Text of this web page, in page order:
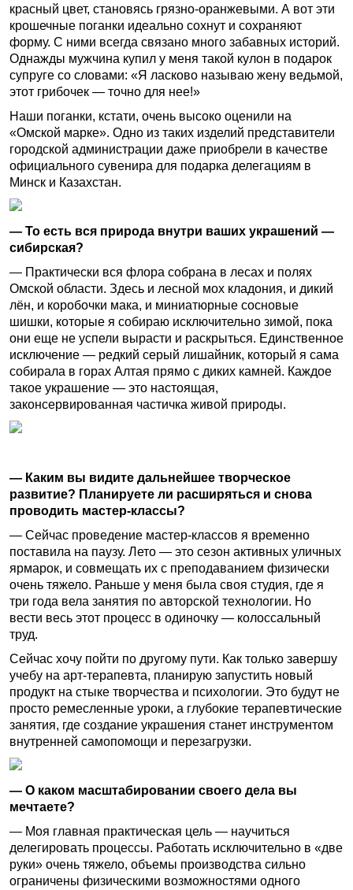
красный цвет, становясь грязно-оранжевыми. А вот эти
крошечные поганки идеально сохнут и сохраняют
форму. С ними всегда связано много забавных историй.
Однажды мужчина купил у меня такой кулон в подарок
супруге со словами: «Я ласково называю жену ведьмой,
этот грибочек — точно для нее!»
Наши поганки, кстати, очень высоко оценили на
«Омской марке». Одно из таких изделий представители
городской администрации даже приобрели в качестве
официального сувенира для подарка делегациям в
Минск и Казахстан.
— То есть вся природа внутри ваших украшений —
сибирская?
— Практически вся флора собрана в лесах и полях
Омской области. Здесь и лесной мох кладония, и дикий
лён, и коробочки мака, и миниатюрные сосновые
шишки, которые я собираю исключительно зимой, пока
они еще не успели вырасти и раскрыться. Единственное
исключение — редкий серый лишайник, который я сама
собирала в горах Алтая прямо с диких камней. Каждое
такое украшение — это настоящая,
законсервированная частичка живой природы.
— Каким вы видите дальнейшее творческое
развитие? Планируете ли расширяться и снова
проводить мастер-классы?
— Сейчас проведение мастер-классов я временно
поставила на паузу. Лето — это сезон активных уличных
ярмарок, и совмещать их с преподаванием физически
очень тяжело. Раньше у меня была своя студия, где я
три года вела занятия по авторской технологии. Но
вести весь этот процесс в одиночку — колоссальный
труд.
Сейчас хочу пойти по другому пути. Как только завершу
учебу на арт-терапевта, планирую запустить новый
продукт на стыке творчества и психологии. Это будут не
просто ремесленные уроки, а глубокие терапевтические
занятия, где создание украшения станет инструментом
внутренней самопомощи и перезагрузки.
— О каком масштабировании своего дела вы
мечтаете?
— Моя главная практическая цель — научиться
делегировать процессы. Работать исключительно в «две
руки» очень тяжело, объемы производства сильно
ограничены физическими возможностями одного